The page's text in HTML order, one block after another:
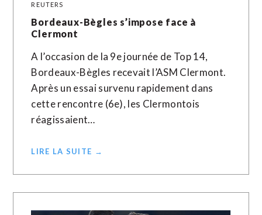
REUTERS
Bordeaux-Bègles s’impose face à
Clermont
A l’occasion de la 9e journée de Top 14,
Bordeaux-Bègles recevait l’ASM Clermont.
Après un essai survenu rapidement dans
cette rencontre (6e), les Clermontois
réagissaient…
LIRE LA SUITE →